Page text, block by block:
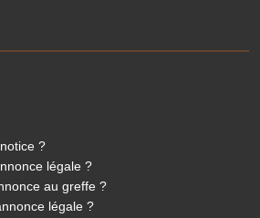
?
légale ?
au greffe ?
légale ?